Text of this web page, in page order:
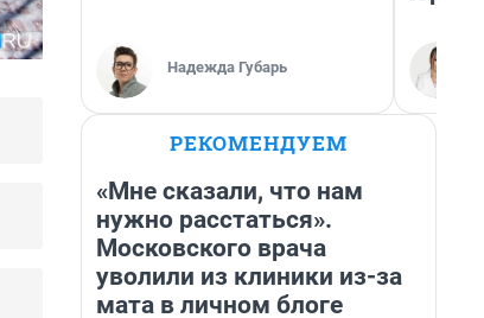
Надежда Губарь
РЕКОМЕНДУЕМ
«Мне сказали, что нам
нужно расстаться».
Московского врача
уволили из клиники из-за
мата в личном блоге